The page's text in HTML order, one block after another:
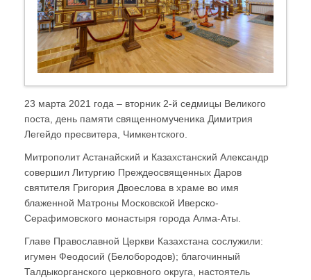
23 марта 2021 года – вторник 2-й седмицы Великого
поста, день памяти священномученика Димитрия
Легейдо пресвитера, Чимкентского.
Митрополит Астанайский и Казахстанский Александр
совершил Литургию Преждеосвященных Даров
святителя Григория Двоеслова в храме во имя
блаженной Матроны Московской Иверско-
Серафимовского монастыря города Алма-Аты.
Главе Православной Церкви Казахстана сослужили:
игумен Феодосий (Белобородов); благочинный
Талдыкорганского церковного округа, настоятель